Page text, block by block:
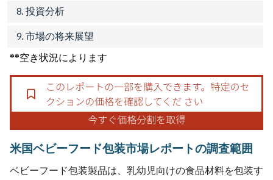
8. 投資分析
9. 市場の将来展望
**空き状況によります
米国ベビーフード包装市場レポートの調査範囲
ベビーフード包装製品は、乳幼児向けの食品材料を包装す